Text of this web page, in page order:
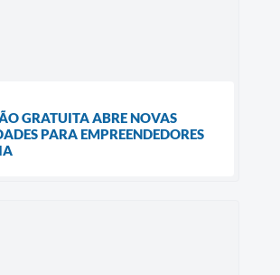
GRATUITA ABRE NOVAS
PARA EMPREENDEDORES